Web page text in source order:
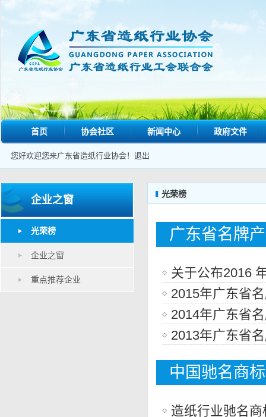
首页 协会社区 新闻中心 政府文件
您好欢迎您来广东省造纸行业协会！ 退出
企业之窗
光荣榜
企业之窗
重点推荐企业
光荣榜
广东省名牌
关于公布2016
2015年广东省
2014年广东省
2013年广东省
中国驰名商标
造纸行业驰名